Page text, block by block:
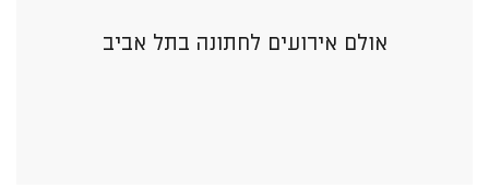
אולם אירועים לחתונה בתל אביב